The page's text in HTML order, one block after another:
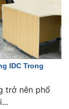
IDC Trong
trở nên phổ